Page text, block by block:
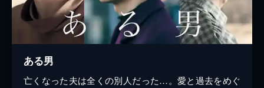
ある男
亡くなった夫は全くの別人だった…。愛と過去をめぐ